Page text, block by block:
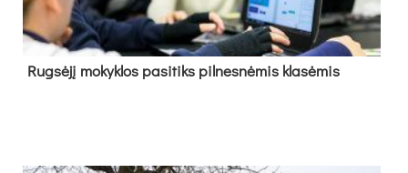
Rug­sė­jį mo­kyk­los pa­si­tiks pil­nes­nė­mis kla­sė­mis